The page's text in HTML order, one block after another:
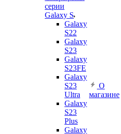
серии
Galaxy S
Galaxy
S22
Galaxy
S23
Galaxy
S23FE
Galaxy
S23
Ultra
Galaxy
S23
Plus
Galaxy
О
магазине